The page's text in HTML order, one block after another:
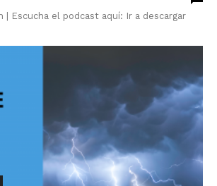
| Escucha el podcast aquí: Ir a descargar